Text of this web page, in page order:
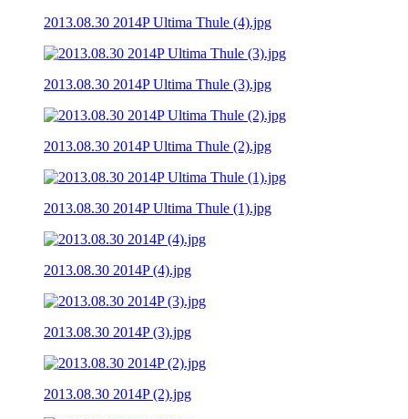
2013.08.30 2014P Ultima Thule (4).jpg
2013.08.30 2014P Ultima Thule (3).jpg
2013.08.30 2014P Ultima Thule (2).jpg
2013.08.30 2014P Ultima Thule (1).jpg
2013.08.30 2014P (4).jpg
2013.08.30 2014P (3).jpg
2013.08.30 2014P (2).jpg